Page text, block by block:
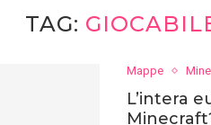
TAG:
Mappe
L’intera